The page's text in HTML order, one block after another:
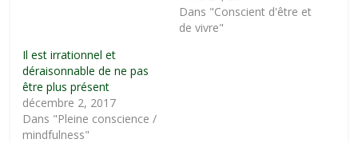
Dans "Conscient d'être et
de vivre"
Il est irrationnel et
déraisonnable de ne pas
être plus présent
décembre 2, 2017
Dans "Pleine conscience /
mindfulness"